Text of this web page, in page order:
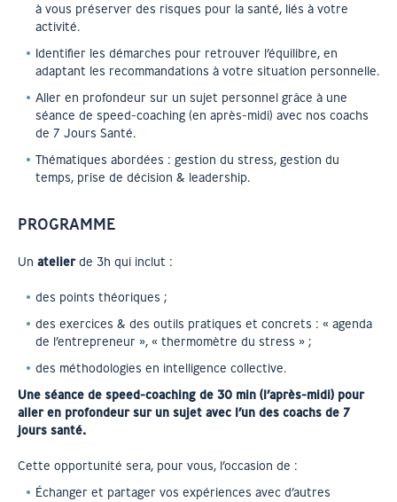
à vous préserver des risques pour la santé, liés à votre
activité.
Identifier les démarches pour retrouver l’équilibre, en
adaptant les recommandations à votre situation personnelle.
Aller en profondeur sur un sujet personnel grâce à une
séance de speed-coaching (en après-midi) avec nos coachs
de 7 Jours Santé.
Thématiques abordées : gestion du stress, gestion du
temps, prise de décision & leadership.
PROGRAMME
Un atelierde 3h qui inclut :
des points théoriques ;
des exercices & des outils pratiques et concrets : « agenda
de l’entrepreneur », « thermomètre du stress » ;
des méthodologies en intelligence collective.
Une séance de speed-coaching de 30 min (l’après-midi) pour
aller en profondeur sur un sujet avec l’un des coachs de 7
jours santé.
Cette opportunité sera, pour vous, l’occasion de :
Échanger et partager vos expériences avec d’autres